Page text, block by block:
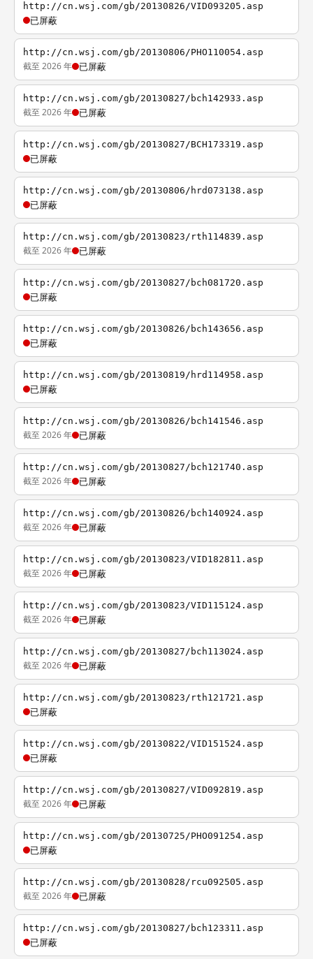
http://cn.wsj.com/gb/20130826/VID093205.asp
已屏蔽
http://cn.wsj.com/gb/20130806/PHO110054.asp
截至 2026 年 已屏蔽
http://cn.wsj.com/gb/20130827/bch142933.asp
截至 2026 年 已屏蔽
http://cn.wsj.com/gb/20130827/BCH173319.asp
已屏蔽
http://cn.wsj.com/gb/20130806/hrd073138.asp
已屏蔽
http://cn.wsj.com/gb/20130823/rth114839.asp
截至 2026 年 已屏蔽
http://cn.wsj.com/gb/20130827/bch081720.asp
已屏蔽
http://cn.wsj.com/gb/20130826/bch143656.asp
已屏蔽
http://cn.wsj.com/gb/20130819/hrd114958.asp
已屏蔽
http://cn.wsj.com/gb/20130826/bch141546.asp
截至 2026 年 已屏蔽
http://cn.wsj.com/gb/20130827/bch121740.asp
截至 2026 年 已屏蔽
http://cn.wsj.com/gb/20130826/bch140924.asp
截至 2026 年 已屏蔽
http://cn.wsj.com/gb/20130823/VID182811.asp
截至 2026 年 已屏蔽
http://cn.wsj.com/gb/20130823/VID115124.asp
截至 2026 年 已屏蔽
http://cn.wsj.com/gb/20130827/bch113024.asp
截至 2026 年 已屏蔽
http://cn.wsj.com/gb/20130823/rth121721.asp
已屏蔽
http://cn.wsj.com/gb/20130822/VID151524.asp
已屏蔽
http://cn.wsj.com/gb/20130827/VID092819.asp
截至 2026 年 已屏蔽
http://cn.wsj.com/gb/20130725/PHO091254.asp
已屏蔽
http://cn.wsj.com/gb/20130828/rcu092505.asp
截至 2026 年 已屏蔽
http://cn.wsj.com/gb/20130827/bch123311.asp
已屏蔽